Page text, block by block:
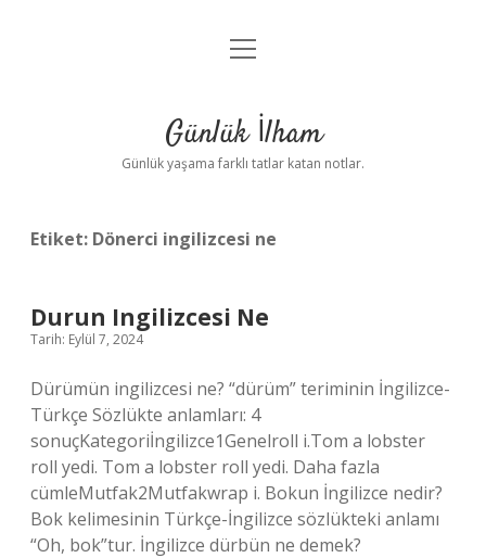
Anasayfa
Yasal Uyarı
menüyü
Günlük İlham
Günlük yaşama farklı tatlar katan notlar.
Etiket: Dönerci ingilizcesi ne
Durun Ingilizcesi Ne
Tarih: Eylül 7, 2024
Dürümün ingilizcesi ne? “dürüm” teriminin İngilizce-
Türkçe Sözlükte anlamları: 4
sonuçKategoriİngilizce1Genelroll i.Tom a lobster
roll yedi. Tom a lobster roll yedi. Daha fazla
cümleMutfak2Mutfakwrap i. Bokun İngilizce nedir?
Bok kelimesinin Türkçe-İngilizce sözlükteki anlamı
“Oh, bok”tur. İngilizce dürbün ne demek?